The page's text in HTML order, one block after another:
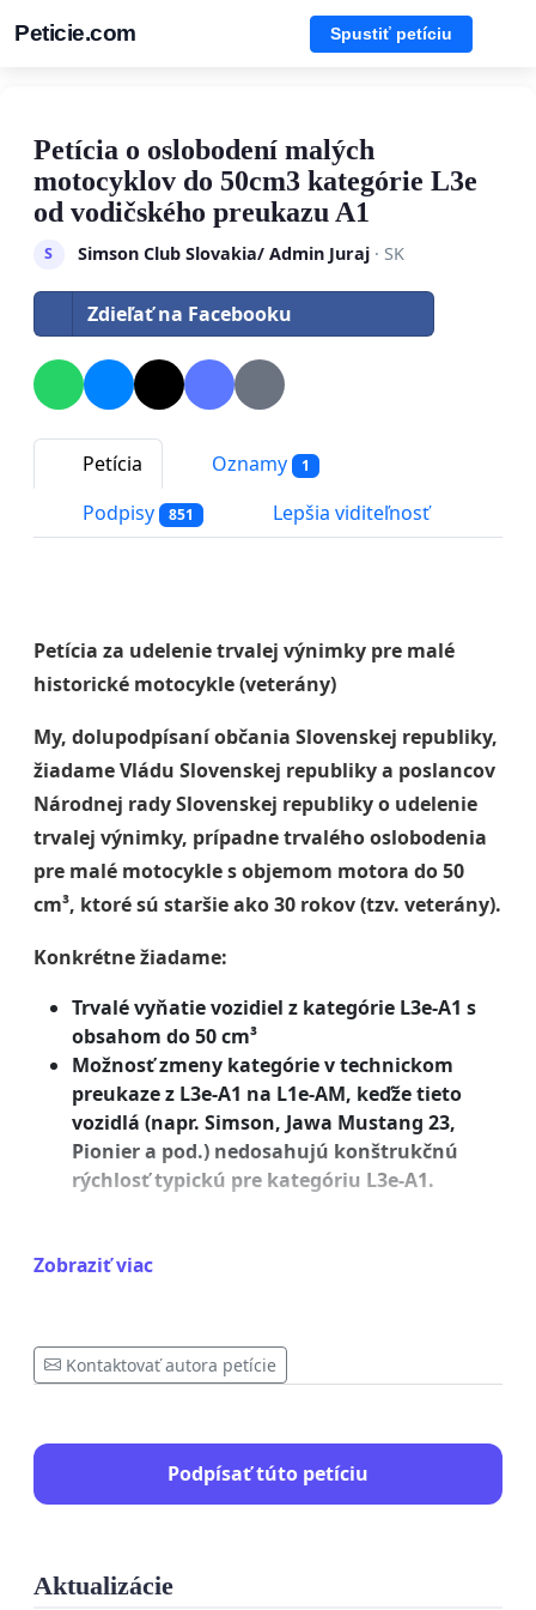
Peticie.com Spustiť petíciu
Petícia o oslobodení malých
motocyklov do 50cm3 kategórie L3e
od vodičského preukazu A1
S Simson Club Slovakia/ Admin Juraj· SK
Zdieľať na Facebooku
Petícia Oznamy 1
Podpisy 851 Lepšia viditeľnosť
Petícia za udelenie trvalej výnimky pre malé
historické motocykle (veterány)
My, dolupodpísaní občania Slovenskej republiky,
žiadame Vládu Slovenskej republiky a poslancov
Národnej rady Slovenskej republiky o udelenie
trvalej výnimky, prípadne trvalého oslobodenia
pre malé motocykle s objemom motora do 50
cm³, ktoré sú staršie ako 30 rokov (tzv. veterány).
Konkrétne žiadame:
Trvalé vyňatie vozidiel z kategórie L3e-A1 s
obsahom do 50 cm³
Možnosť zmeny kategórie v technickom
preukaze z L3e-A1 na L1e-AM, keďže tieto
vozidlá (napr. Simson, Jawa Mustang 23,
Pionier a pod.) nedosahujú konštrukčnú
rýchlosť typickú pre kategóriu L3e-A1.
za nelogické, zbytočne prísne, ba až diskriminačné.
zmysel, keďže podobné alebo rýchlejšie dopravné
nepodliehajú žiadnym evidenčným ani
vodičským požiadavkám.
pritom platia PZP, absolvujú STK a často do svojich
Zobraziť viac
Kontaktovať autora petície
Podpísať túto petíciu
Aktualizácie